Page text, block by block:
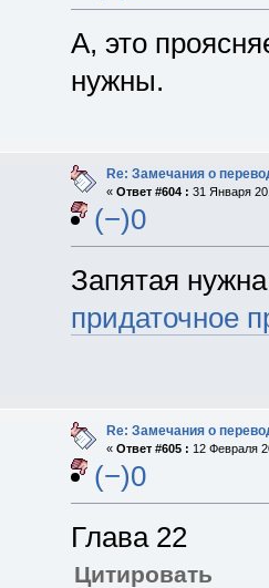
А, это
нужны.
Re: Замечания о
« Ответ #604 : 31 Января
(−)0
Запятая
придаточное
Re: Замечания о
« Ответ #605 : 12 Февраля
(−)0
Глава 22
Цитировать